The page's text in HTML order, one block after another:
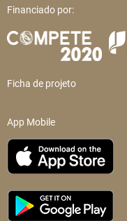
Financiado por:
Ficha de projeto
App Mobile